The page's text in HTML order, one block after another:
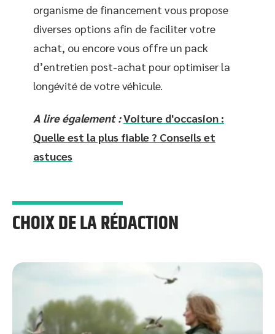
organisme de financement vous propose
diverses options afin de faciliter votre
achat, ou encore vous offre un pack
d’entretien post-achat pour optimiser la
longévité de votre véhicule.
A lire également :Voiture d'occasion :
Quelle est la plus fiable ? Conseils et
astuces
CHOIX DE LA RÉDACTION